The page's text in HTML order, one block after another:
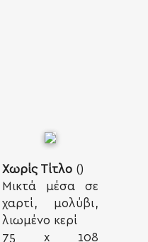
Χωρίς Τίτλο()
Μικτά μέσα σε
χαρτί, μολύβι,
λιωμένο κερί
75 x 108